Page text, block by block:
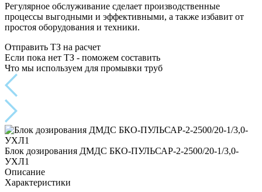
Регулярное обслуживание сделает производственные
процессы выгодными и эффективными, а также избавит от
простоя оборудования и техники.
Отправить ТЗ на расчет
Если пока нет ТЗ - поможем составить
Что мы используем для промывки труб
Блок дозирования ДМДС БКО-ПУЛЬСАР-2-2500/20-1/3,0-
УХЛ1
Описание
Характеристики